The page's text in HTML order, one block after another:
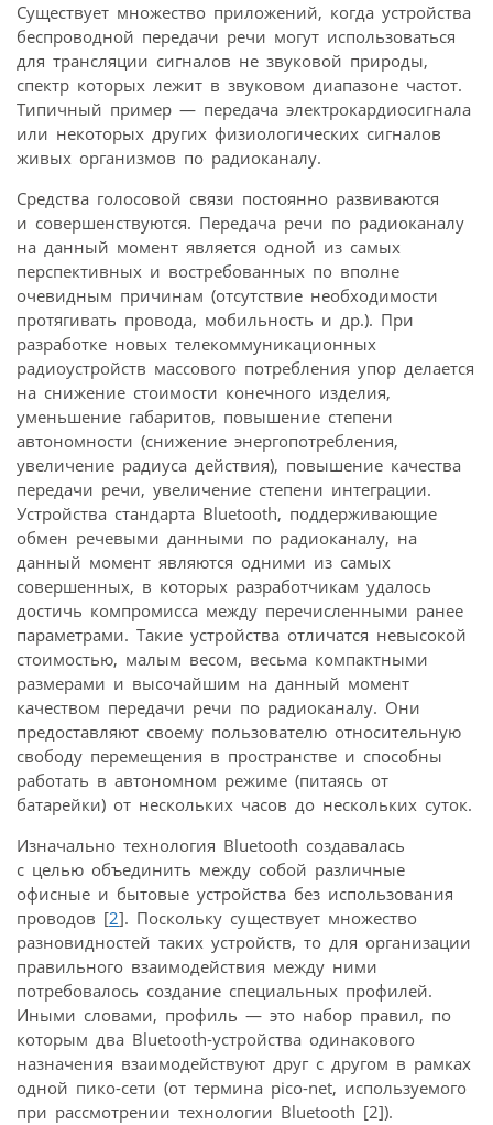
Существует множество приложений, когда устройства
беспроводной передачи речи могут использоваться
для трансляции сигналов не звуковой природы,
спектр которых лежит в звуковом диапазоне частот.
Типичный пример — передача электрокардиосигнала
или некоторых других физиологических сигналов
живых организмов по радиоканалу.
Средства голосовой связи постоянно развиваются
и совершенствуются. Передача речи по радиоканалу
на данный момент является одной из самых
перспективных и востребованных по вполне
очевидным причинам (отсутствие необходимости
протягивать провода, мобильность и др.). При
разработке новых телекоммуникационных
радиоустройств массового потребления упор делается
на снижение стоимости конечного изделия,
уменьшение габаритов, повышение степени
автономности (снижение энергопотребления,
увеличение радиуса действия), повышение качества
передачи речи, увеличение степени интеграции.
Устройства стандарта Bluetooth, поддерживающие
обмен речевыми данными по радиоканалу, на
данный момент являются одними из самых
совершенных, в которых разработчикам удалось
достичь компромисса между перечисленными ранее
параметрами. Такие устройства отличатся невысокой
стоимостью, малым весом, весьма компактными
размерами и высочайшим на данный момент
качеством передачи речи по радиоканалу. Они
предоставляют своему пользователю относительную
свободу перемещения в пространстве и способны
работать в автономном режиме (питаясь от
батарейки) от нескольких часов до нескольких суток.
Изначально технология Bluetooth создавалась
с целью объединить между собой различные
офисные и бытовые устройства без использования
проводов [2]. Поскольку существует множество
разновидностей таких устройств, то для организации
правильного взаимодействия между ними
потребовалось создание специальных профилей.
Иными словами, профиль — это набор правил, по
которым два Bluetooth-устройства одинакового
назначения взаимодействуют друг с другом в рамках
одной пико-сети (от термина pico-net, используемого
при рассмотрении технологии Bluetooth [2]).